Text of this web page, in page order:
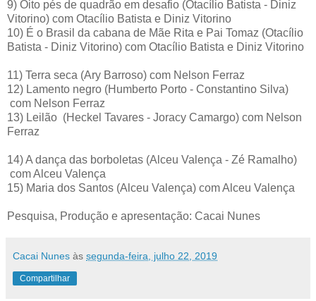
9) Oito pés de quadrão em desafio (Otacílio Batista - Diniz
Vitorino) com Otacílio Batista e Diniz Vitorino
10) É o Brasil da cabana de Mãe Rita e Pai Tomaz (Otacílio
Batista - Diniz Vitorino) com Otacílio Batista e Diniz Vitorino
11) Terra seca (Ary Barroso) com Nelson Ferraz
12) Lamento negro (Humberto Porto - Constantino Silva)
com Nelson Ferraz
13) Leilão (Heckel Tavares - Joracy Camargo) com Nelson
Ferraz
14)A dança das borboletas (Alceu Valença - Zé Ramalho)
com Alceu Valença
15) Maria dos Santos (Alceu Valença) com Alceu Valença
Pesquisa, Produção e apresentação: Cacai Nunes
Cacai Nunes às segunda-feira, julho 22, 2019
Compartilhar